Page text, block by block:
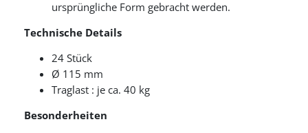
ursprüngliche Form gebracht werden.
Technische Details
24 Stück
Ø 115 mm
Traglast : je ca. 40 kg
Besonderheiten